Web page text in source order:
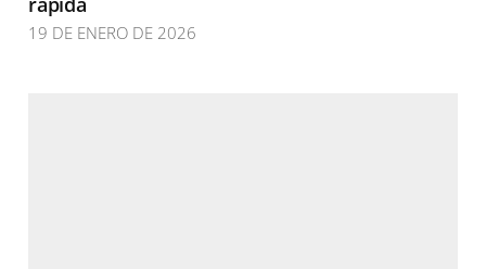
19 DE ENERO DE 2026